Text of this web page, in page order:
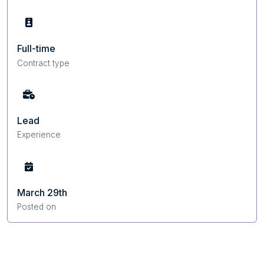
Full-time
Contract type
Lead
Experience
March 29th
Posted on